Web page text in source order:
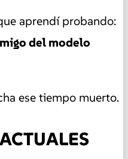
aprendí probando:
del modelo
ese tiempo muerto.